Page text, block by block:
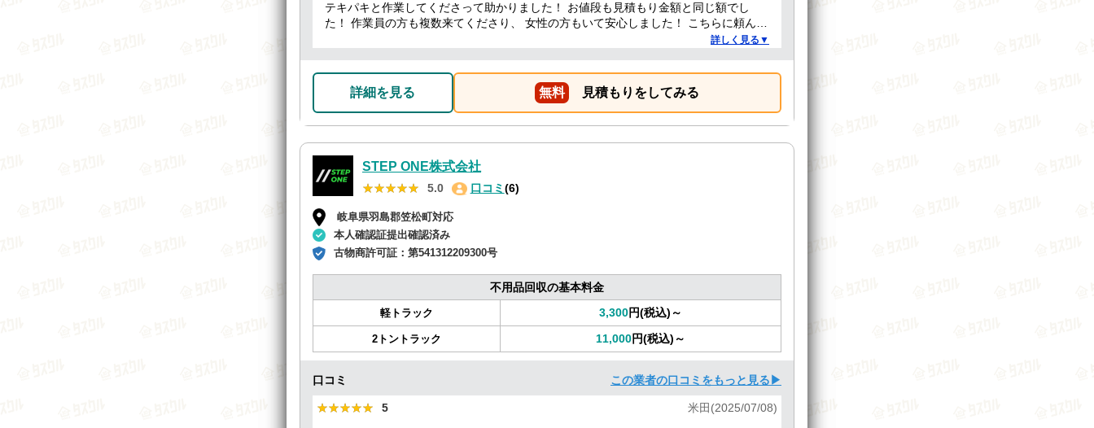
テキパキと作業してくださって助かりました！ お値段も見積もり金額と同じ額でし
た！ 作業員の方も複数来てくださり、 女性の方もいて安心しました！ こちらに頼んで
詳しく見る▼
詳細を見る 無料 見積もりをしてみる
STEP ONE株式会社
★★★★★
★★★★★ 5.0 口コミ (6)
岐阜県羽島郡笠松町対応
本人確認証提出確認済み
古物商許可証： 第541312209300号
不用品回収の基本料金
軽トラック 3,300円(税込)～
2トントラック 11,000円(税込)～
口コミ この業者の口コミをもっと見る▶
★★★★★
★★★★★ 5 米田(2025/07/08)